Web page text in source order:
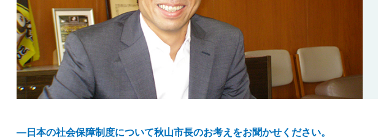
―日本の社会保障制度について秋山市長のお考えをお聞かせください。